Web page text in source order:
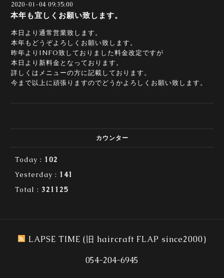
2020-01-04 09:35:00
本年も宜しくお願い致します。
本日より通常営業致します。
本年もどうぞよろしくお願い致します。
昨年よりINFO致しておりました料金改定ですが
本日より新料金となっております。
詳しくはメニューの方に記載しております。
今まで以上に頑張りますのでどうかよろしくお願い致します。
カウンター
Today : 102
Yesterday : 141
Total : 321125
LAPSE TIME (旧 haircraft FLAP since2000)
054-204-6945